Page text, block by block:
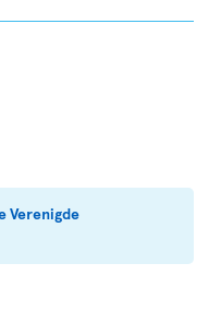
Verenigde